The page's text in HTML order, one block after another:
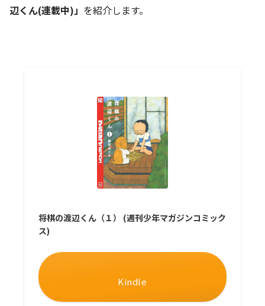
辺くん(連載中)」 を紹介します。
将棋の渡辺くん（１） (週刊少年マガジンコミック
ス)
Kindle